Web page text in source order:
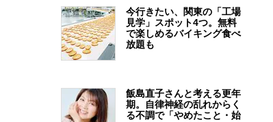
今行きたい、関東の「工場
見学」スポット4つ。無料
で楽しめるバイキング食べ
放題も
飯島直子さんと考える更年
期。自律神経の乱れからく
る不調で「やめたこと・始